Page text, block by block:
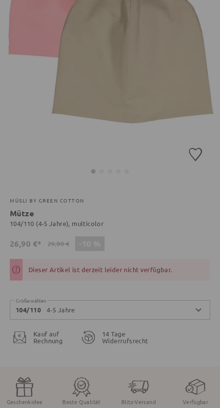
MÜSLI BY GREEN COTTON
Mütze
104/110 (4-5 Jahre), multicolor
26,90 €* 29,90 €
Dieser Artikel ist derzeit leider nicht verfügbar.
Größe wählen
104/110 4-5 Jahre
Kauf auf
Rechnung
14 Tage
Widerrufsrecht
Geschenkidee Beste Qualität Blitz-Versand Verfügbar